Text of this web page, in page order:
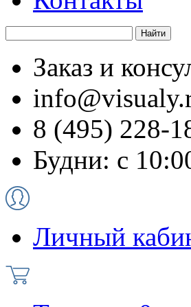
Заказ и
8 (495) 228-
Будни: с
Личный